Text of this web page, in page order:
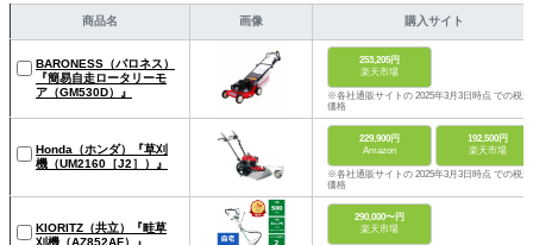
商品名 画像 購入サイト
BARONESS（バロネス）
『簡易自走ロータリーモ
ア（GM530D）』
253,205円
楽天市場
※各社通販サイトの 2025年3月3日時点 での税込
価格
Honda（ホンダ）『草刈
機（UM2160［J2］）』
229,900円
Amazon
192,500円
楽天市場
※各社通販サイトの 2025年3月3日時点 での税込
価格
KIORITZ（共立）『畦草
刈機（AZ852AF）』
290,000〜円
楽天市場